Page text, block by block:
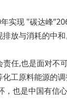
实现 "碳达峰
放与消耗的中和
责任,也是面对不
工原料能源的
也是中国有信